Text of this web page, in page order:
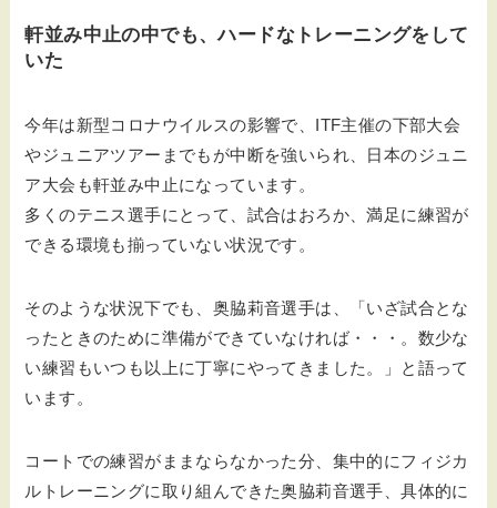
軒並み中止の中でも、ハードなトレーニングをして
いた
今年は新型コロナウイルスの影響で、ITF主催の下部大会
やジュニアツアーまでもが中断を強いられ、日本のジュニ
ア大会も軒並み中止になっています。
多くのテニス選手にとって、試合はおろか、満足に練習が
できる環境も揃っていない状況です。
そのような状況下でも、奥脇莉音選手は、「いざ試合とな
ったときのために準備ができていなければ・・・。数少な
い練習もいつも以上に丁寧にやってきました。」と語って
います。
コートでの練習がままならなかった分、集中的にフィジカ
ルトレーニングに取り組んできた奥脇莉音選手、具体的に